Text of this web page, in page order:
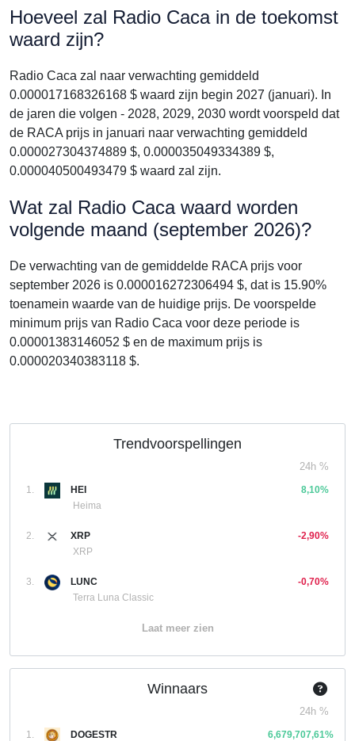
Hoeveel zal Radio Caca in de toekomst
waard zijn?
Radio Caca zal naar verwachting gemiddeld
0.000017168326168 $ waard zijn begin 2027 (januari). In
de jaren die volgen - 2028, 2029, 2030 wordt voorspeld dat
de RACA prijs in januari naar verwachting gemiddeld
0.000027304374889 $, 0.000035049334389 $,
0.000040500493479 $ waard zal zijn.
Wat zal Radio Caca waard worden
volgende maand (september 2026)?
De verwachting van de gemiddelde RACA prijs voor
september 2026 is 0.000016272306494 $, dat is 15.90%
toenamein waarde van de huidige prijs. De voorspelde
minimum prijs van Radio Caca voor deze periode is
0.00001383146052 $ en de maximum prijs is
0.000020340383118 $.
Trendvoorspellingen
24h %
1.
HEI
Heima
8,10%
2.
XRP
XRP
-2,90%
3.
LUNC
Terra Luna Classic
-0,70%
Laat meer zien
Winnaars
24h %
1.
DOGESTR
6,679,707,61%